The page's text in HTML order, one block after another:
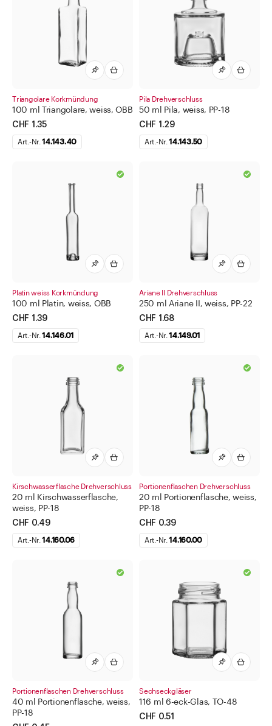
Triangolare Korkmündung
100 ml Triangolare, weiss, OBB
CHF 1.35
Art.-Nr.14.143.40
Pila Drehverschluss
50 ml Pila, weiss, PP-18
CHF 1.29
Art.-Nr.14.143.50
Platin weiss Korkmündung
100 ml Platin, weiss, OBB
CHF 1.39
Art.-Nr.14.146.01
Ariane II Drehverschluss
250 ml Ariane II, weiss, PP-22
CHF 1.68
Art.-Nr.14.149.01
Kirschwasserflasche Drehverschluss
20 ml Kirschwasserflasche,
weiss, PP-18
CHF 0.49
Art.-Nr.14.160.06
Portionenflaschen Drehverschluss
20 ml Portionenflasche, weiss,
PP-18
CHF 0.39
Art.-Nr.14.160.00
Portionenflaschen Drehverschluss
40 ml Portionenflasche, weiss,
PP-18
Sechseckgläser
116 ml 6-eck-Glas, TO-48
CHF 0.51